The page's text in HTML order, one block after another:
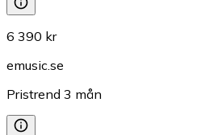
6 390 kr
emusic.se
Pristrend 3 mån